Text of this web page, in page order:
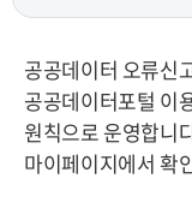
공공데이터 오류신
공공데이터포털 이
원칙으로 운영합니
마이페이지에서 확